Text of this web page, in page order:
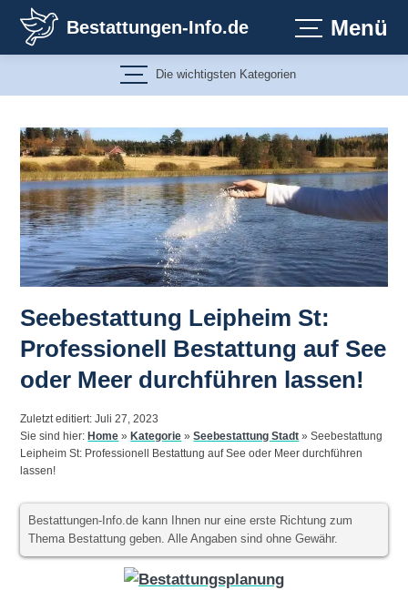
Inhalt
springen
Bestattungen-Info.de Menü
Die wichtigsten Kategorien
Seebestattung Leipheim St:
Professionell Bestattung auf See
oder Meer durchführen lassen!
Zuletzt editiert: Juli 27, 2023
Sie sind hier: Home » Kategorie »Seebestattung Stadt »Seebestattung
Leipheim St: Professionell Bestattung auf See oder Meer durchführen
lassen!
Bestattungen-Info.de kann Ihnen nur eine erste Richtung zum
Thema Bestattung geben. Alle Angaben sind ohne Gewähr.